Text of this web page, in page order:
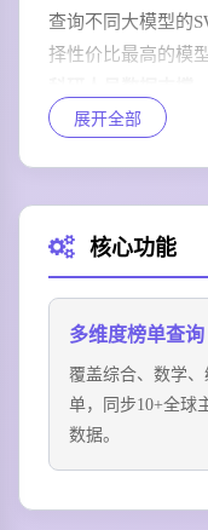
查询不同大模型的
择性价比最高的模
获取大模型在数学
的AI对话、创作工具
展开全部
核心功能
多维度榜单查询
覆盖综合、数学
单，同步10+全球
数据。